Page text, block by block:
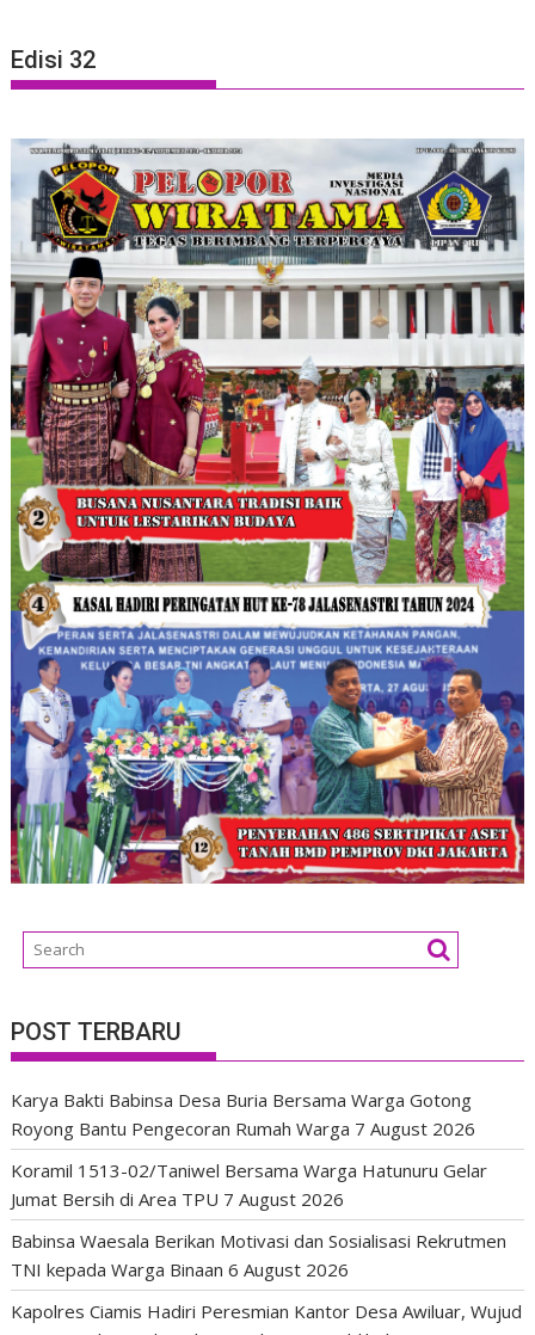
Edisi 32
POST TERBARU
Karya Bakti Babinsa Desa Buria Bersama Warga Gotong
Royong Bantu Pengecoran Rumah Warga 7 August 2026
Koramil 1513-02/Taniwel Bersama Warga Hatunuru Gelar
Jumat Bersih di Area TPU 7 August 2026
Babinsa Waesala Berikan Motivasi dan Sosialisasi Rekrutmen
TNI kepada Warga Binaan 6 August 2026
Kapolres Ciamis Hadiri Peresmian Kantor Desa Awiluar, Wujud